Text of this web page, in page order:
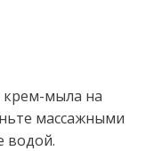
крем-мыла на
массажными
водой.